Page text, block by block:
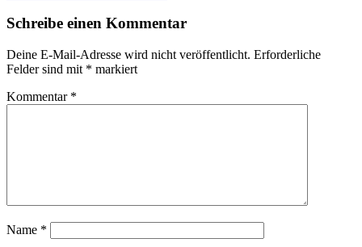
Schreibe einen Kommentar
Deine E-Mail-Adresse wird nicht veröffentlicht. Erforderliche
Felder sind mit * markiert
Kommentar *
Name *